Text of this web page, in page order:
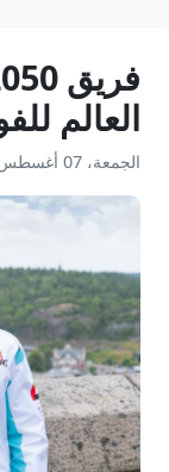
العالم
الجمعة، 07 أغسطس 2026